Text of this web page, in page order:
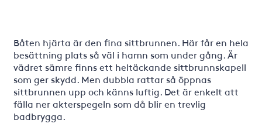
Båten hjärta är den fina sittbrunnen. Här får en hela
besättning plats så väl i hamn som under gång. Är
vädret sämre finns ett heltäckande sittbrunnskapell
som ger skydd. Men dubbla rattar så öppnas
sittbrunnen upp och känns luftig. Det är enkelt att
fälla ner akterspegeln som då blir en trevlig
badbrygga.